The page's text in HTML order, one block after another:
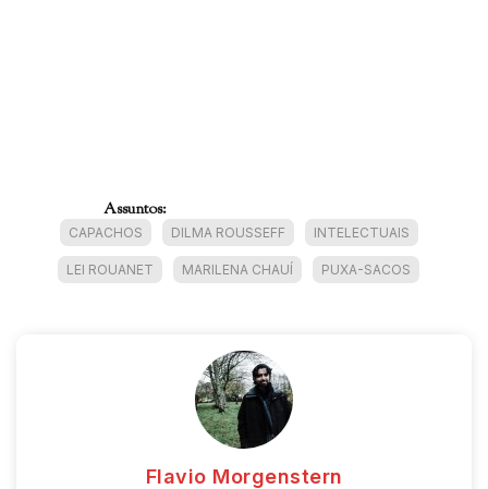
Assuntos:
CAPACHOS DILMA ROUSSEFF INTELECTUAIS
LEI ROUANET MARILENA CHAUÍ PUXA-SACOS
Flavio Morgenstern